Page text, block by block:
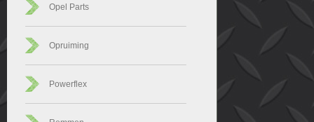
Opel Parts
Opruiming
Powerflex